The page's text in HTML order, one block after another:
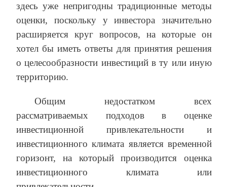
здесь уже непригодны традиционные методы
оценки, поскольку у инвестора значительно
расширяется круг вопросов, на которые он
хотел бы иметь ответы для принятия решения
о целесообразности инвестиций в ту или иную
территорию.
Общим недостатком всех
рассматриваемых подходов в оценке
инвестиционной привлекательности и
инвестиционного климата является временной
горизонт, на который производится оценка
инвестиционного климата или